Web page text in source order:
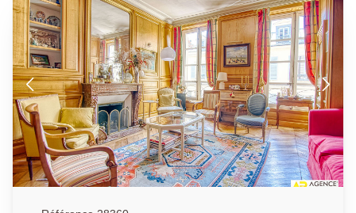
parties communes raffinées. Vous y découvrirez:
Entrée, cuisine / salle à manger, vaste salon de 36 m²
à la double exposition (est et sud) avec cheminée
fonctionnelle et parquet Versailles jouissant d'une
superbe vue sur le Bassin de Neptune (unique), 3
chambres, salle de bains avec baignoire et douche, 2
wc séparés . DPE C (rarissime dans l'ancien). A cela
s'ajoutent un grenier ainsi qu'une cave. Un bien qui
vous séduira par sa localisation, son élégance et sa
luminosité. A visiter sans tarder. Exclusivité.